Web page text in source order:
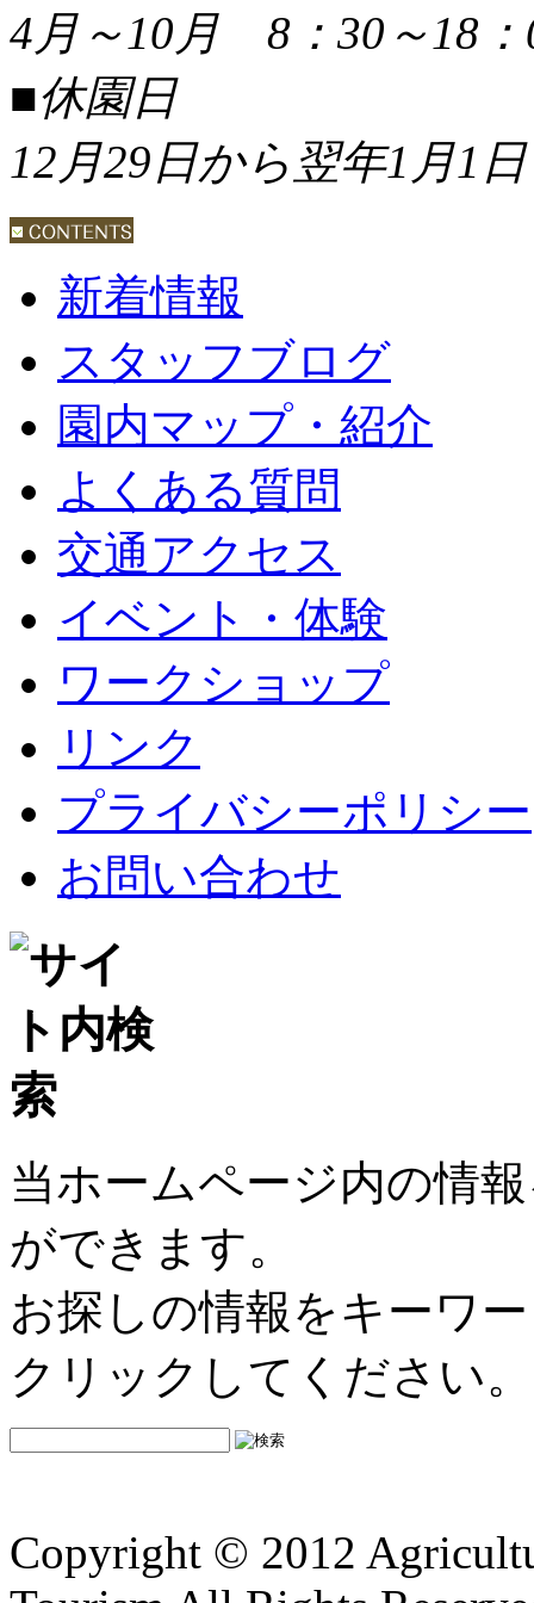
4月～10月 8：30～18：
■休園日
12月29日から翌年1月1日
新着情報
スタッフブログ
園内マップ・紹介
よくある質問
交通アクセス
イベント・体験
ワークショップ
リンク
プライバシーポリシー
お問い合わせ
当ホームページ内の情
ができます。
お探しの情報をキーワ
クリックしてください。
Copyright © 2012